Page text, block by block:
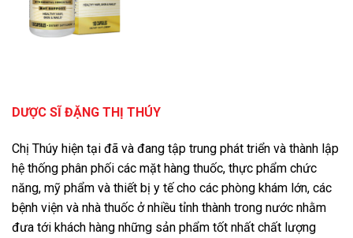
DƯỢC SĨ ĐẶNG THỊ THÚY
Chị Thúy hiện tại đã và đang tập trung phát triển và thành lập
hệ thống phân phối các mặt hàng thuốc, thực phẩm chức
năng, mỹ phẩm và thiết bị y tế cho các phòng khám lớn, các
bệnh viện và nhà thuốc ở nhiều tỉnh thành trong nước nhằm
đưa tới khách hàng những sản phẩm tốt nhất chất lượng